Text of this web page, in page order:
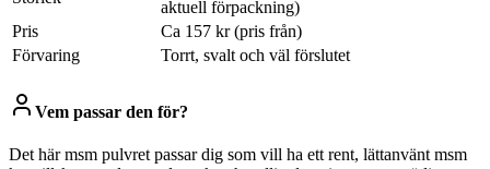
aktuell förpackning)
Pris
Ca 157 kr (pris från)
Förvaring
Torrt, svalt och väl förslutet
Vem passar den för?
Det här msm pulvret passar dig som vill ha ett rent, lättanvänt msm